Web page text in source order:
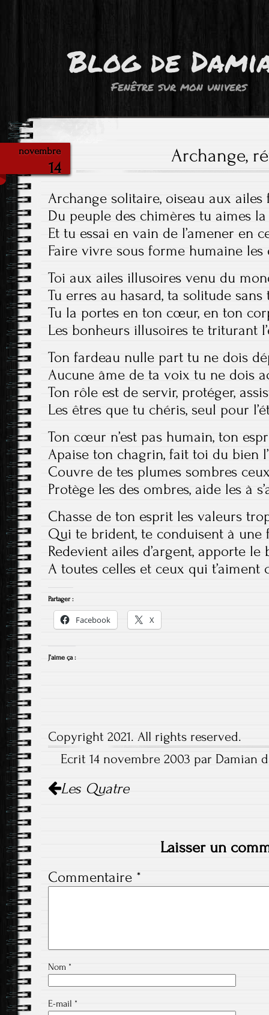
Blog de
Fenêtre sur mon univers
novembre
14
Archange,
Archange solitaire, oiseau aux ailes
Du peuple des chimères tu aimes
Et tu essai en vain de l’amener en
Faire vivre sous forme humaine les
Toi aux ailes illusoires venu du
Tu erres au hasard, ta solitude sans
Tu la portes en ton cœur, en ton
Les bonheurs illusoires te triturant
Ton fardeau nulle part tu ne dois
Aucune âme de ta voix tu ne dois
Ton rôle est de servir, protéger,
Les êtres que tu chéris, seul pour
Ton cœur n’est pas humain, ton
Apaise ton chagrin, fait toi du bien
Couvre de tes plumes sombres
Protège les des ombres, aide les à
Chasse de ton esprit les valeurs
Qui te brident, te conduisent à une
Redevient ailes d’argent, apporte le
A toutes celles et ceux qui t’aiment
Partager :
Facebook X
J’aime ça :
Copyright 2021. All rights reserved.
Ecrit 14 novembre 2003 par Damian
deLes Quatre
Laisser un
Commentaire *
Nom *
E-mail *